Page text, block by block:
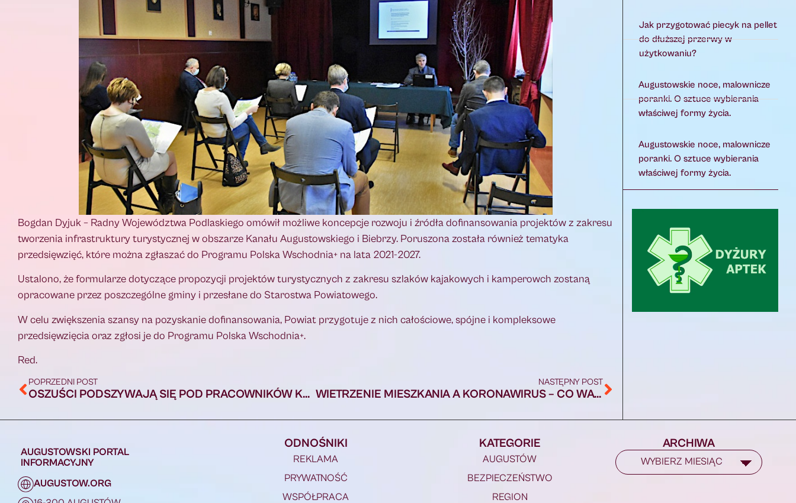
Bogdan Dyjuk – Radny Województwa Podlaskiego omówił możliwe koncepcje rozwoju i źródła dofinansowania projektów z zakresu
tworzenia infrastruktury turystycznej w obszarze Kanału Augustowskiego i Biebrzy. Poruszona została również tematyka
przedsięwzięć, które można zgłaszać do Programu Polska Wschodnia+ na lata 2021-2027.
Ustalono, że formularze dotyczące propozycji projektów turystycznych z zakresu szlaków kajakowych i kamperowch zostaną
opracowane przez poszczególne gminy i przesłane do Starostwa Powiatowego.
W celu zwiększenia szansy na pozyskanie dofinansowania, Powiat przygotuje z nich całościowe, spójne i kompleksowe
przedsięwzięcia oraz zgłosi je do Programu Polska Wschodnia+.
Red.
POPRZEDNI POST
OSZUŚCI PODSZYWAJĄ SIĘ POD PRACOWNIKÓW KASY. KRUS OSTRZEGA ROLNIKÓW
NASTĘPNY POST
WIETRZENIE MIESZKANIA A KORONAWIRUS – CO WARTO WIEDZIEĆ?
Jak przygotować piecyk na pellet
do dłuższej przerwy w
użytkowaniu?
Augustowskie noce, malownicze
poranki. O sztuce wybierania
właściwej formy życia.
Augustowskie noce, malownicze
poranki. O sztuce wybierania
właściwej formy życia.
AUGUSTOWSKI PORTAL
INFORMACYJNY
AUGUSTOW.ORG
ODNOŚNIKI
REKLAMA
PRYWATNOŚĆ
WSPÓŁPRACA
KATEGORIE
AUGUSTÓW
BEZPIECZEŃSTWO
REGION
ARCHIWA